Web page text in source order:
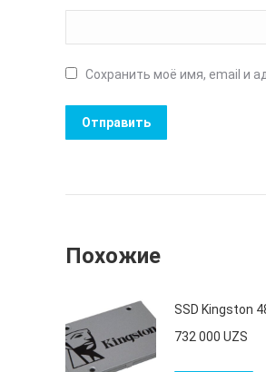
Сохранить моё имя, email и
Похожие
SSD Kingston
732 000 UZS